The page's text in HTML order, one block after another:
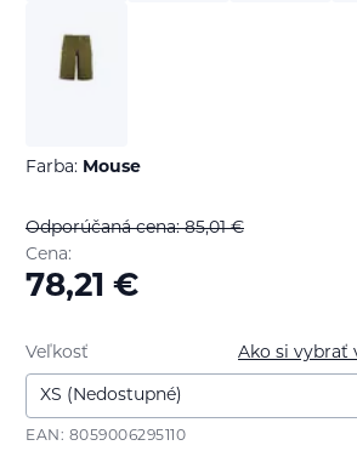
Farba: Mouse
Odporúčaná cena: 85,01€
Cena:
78,21 €
Ako si vybrať
Veľkosť
EAN: 8059006295110